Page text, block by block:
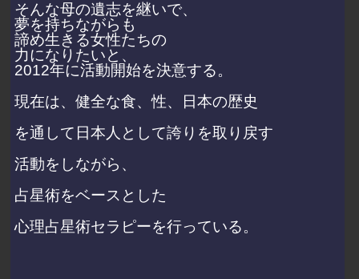
そんな母の遺志を継いで、
夢を持ちながらも
諦め生きる女性たちの
力になりたいと、
2012年に活動開始を決意する。
現在は、健全な食、性、日本の歴史
を通して日本人として誇りを取り戻す
活動をしながら、
占星術をベースとした
心理占星術セラピーを行っている。